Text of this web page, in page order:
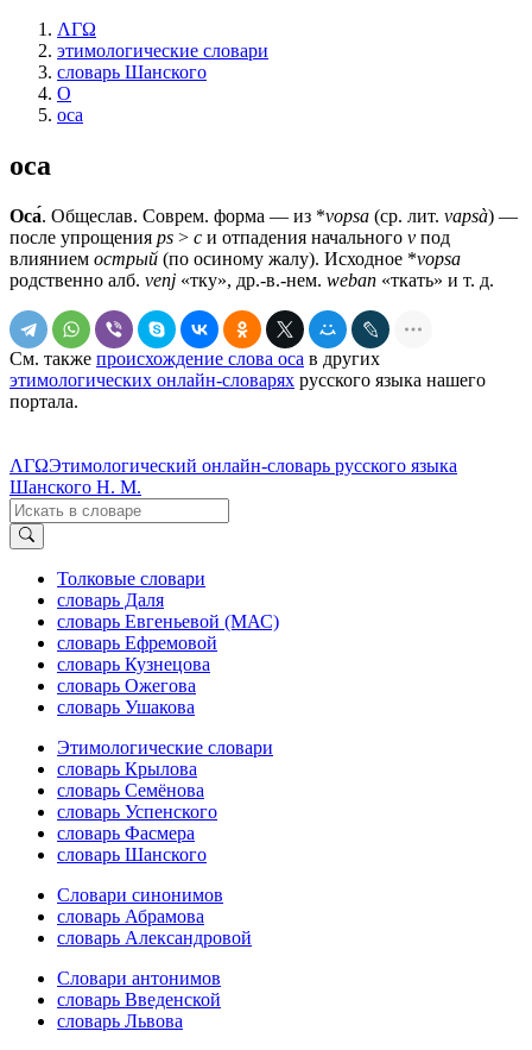
ΛΓΩ
этимологические словари
словарь Шанского
О
оса
оса
Оса́. Общеслав. Соврем. форма — из *vopsa (ср. лит. vapsà) —
после упрощения ps > с и отпадения начального v под
влиянием острый (по осиному жалу). Исходное *vopsa
родственно алб. venj «тку», др.-в.-нем. weban «ткать» и т. д.
См. также происхождение слова оса в других
этимологических онлайн-словарях русского языка нашего
портала.
ΛΓΩЭтимологический онлайн-словарь русского языка
Шанского Н. М.
Толковые словари
словарь Даля
словарь Евгеньевой (МАС)
словарь Ефремовой
словарь Кузнецова
словарь Ожегова
словарь Ушакова
Этимологические словари
словарь Крылова
словарь Семёнова
словарь Успенского
словарь Фасмера
словарь Шанского
Словари синонимов
словарь Абрамова
словарь Александровой
Словари антонимов
словарь Введенской
словарь Львова